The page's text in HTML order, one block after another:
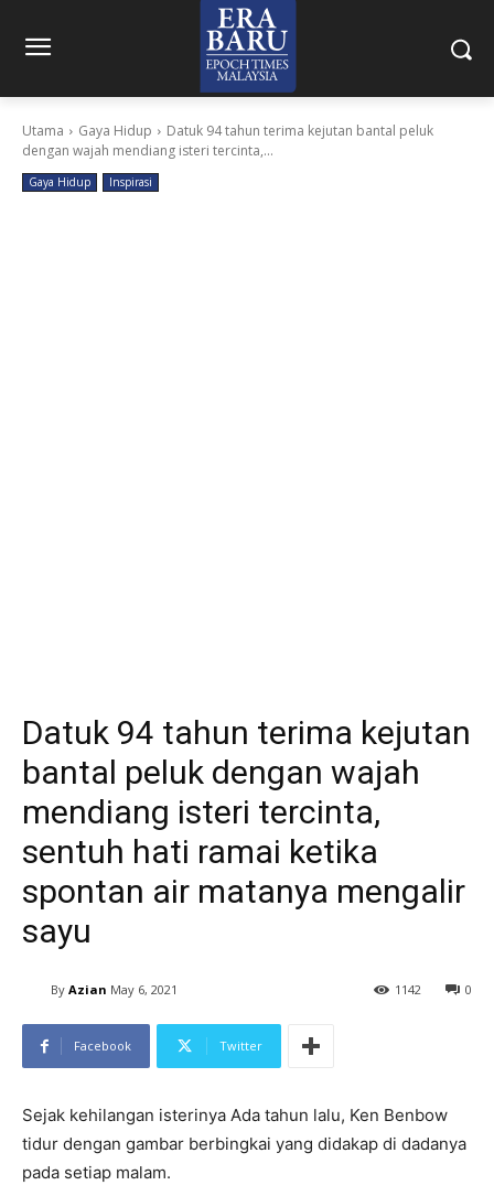
Utama Gaya Hidup
Datuk 94 tahun terima kejutan bantal peluk
dengan wajah mendiang isteri tercinta,...
Gaya Hidup Inspirasi
Datuk 94 tahun terima kejutan
bantal peluk dengan wajah
mendiang isteri tercinta,
sentuh hati ramai ketika
spontan air matanya mengalir
sayu
By Azian May 6, 2021 0
1142
Facebook Twitter
Sejak kehilangan isterinya Ada tahun lalu, Ken Benbow
tidur dengan gambar berbingkai yang didakap di dadanya
pada setiap malam.